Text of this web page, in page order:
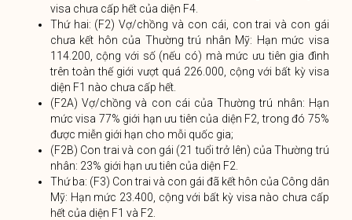
visa chưa cấp hết của diện F4.
Thứ hai: (F2) Vợ/chồng và con cái, con trai và con gái
chưa kết hôn của Thường trú nhân Mỹ: Hạn mức visa
114.200, cộng với số (nếu có) mà mức ưu tiên gia đình
trên toàn thế giới vượt quá 226.000, cộng với bất kỳ visa
diện F1 nào chưa cấp hết.
(F2A) Vợ/chồng và con cái của Thường trú nhân: Hạn
mức visa 77% giới hạn ưu tiên của diện F2, trong đó 75%
được miễn giới hạn cho mỗi quốc gia;
(F2B) Con trai và con gái (21 tuổi trở lên) của Thường trú
nhân: 23% giới hạn ưu tiên của diện F2.
Thứ ba: (F3) Con trai và con gái đã kết hôn của Công dân
Mỹ: Hạn mức 23.400, cộng với bất kỳ visa nào chưa cấp
hết của diện F1 và F2.